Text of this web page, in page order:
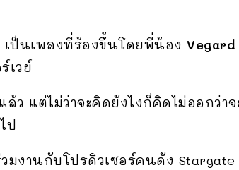
เป็นเพลงที่ร้องขึ้นโดยพี่น้อง Vegard
เวย์
ล้ว แต่ไม่ว่าจะคิดยังไงก็คิดไม่ออกว่
ป
มงานกับโปรดิวเซอร์คนดัง